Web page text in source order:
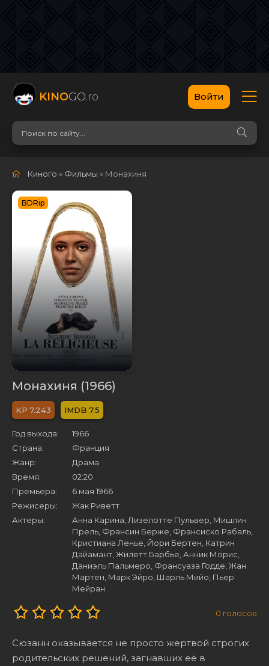
KINOGO.ro Войти
Киного » Фильмы » Монахиня
BDRip
Монахиня (1966)
7.243 7.5
Год выхода:
1966
Страна:
Франция
Жанр:
Драма
Время:
02:20
Премьера:
6 мая 1966
Режисеры:
Жак Риветт
Актеры:
Анна Карина, Лизелотте Пульвер, Мишлин
Прель, Франсин Берже, Франсиско Рабаль,
Кристиана Ленье, Йори Бертен, Катрин
Дайамант, Жилетт Барбье, Анник Морис,
Даниэль Пальмеро, Франсуаза Годде, Жан
Мартен, Марк Эйро, Шарль Мийо, Пьер
Мейран
0 голосов
Сюзанн оказывается не просто жертвой строгих
родительских решений, загнавших её в